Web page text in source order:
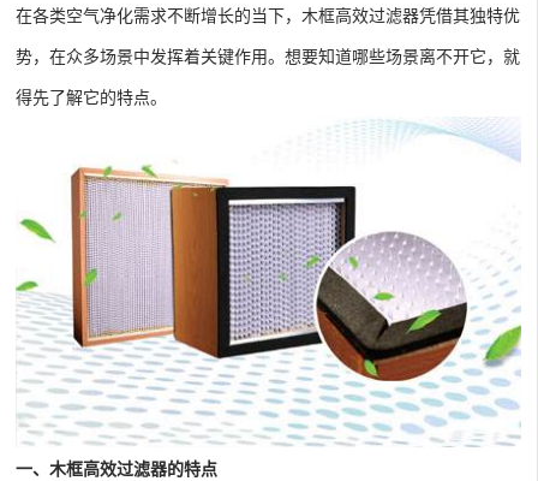
在各类空气净化需求不断增长的当下，木框高效过滤器凭借其独特优
势，在众多场景中发挥着关键作用。想要知道哪些场景离不开它，就
得先了解它的特点。
一、木框高效过滤器的特点